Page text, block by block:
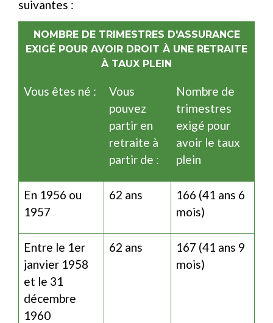
suivantes :
NOMBRE DE TRIMESTRES D'ASSURANCE
EXIGÉ POUR AVOIR DROIT À UNE RETRAITE
À TAUX PLEIN
Vous êtes né :
Vous
pouvez
partir en
retraite à
partir de :
Nombre de
trimestres
exigé pour
avoir le taux
plein
En 1956 ou
1957
62 ans
166 (41 ans 6
mois)
Entre le 1er
janvier 1958
et le 31
décembre
1960
62 ans
167 (41 ans 9
mois)